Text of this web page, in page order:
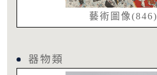
藝術圖像(846)
器物類